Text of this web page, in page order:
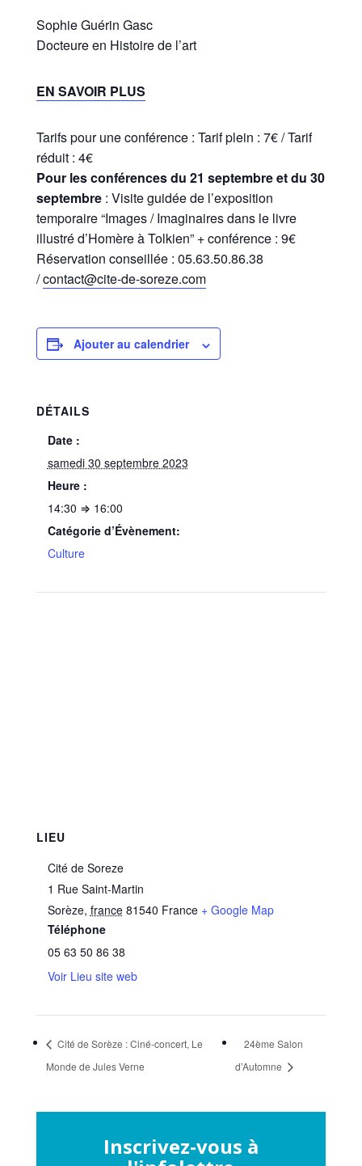
Sophie Guérin Gasc
Docteure en Histoire de l’art
EN SAVOIR PLUS
Tarifs pour une conférence : Tarif plein : 7€ / Tarif
réduit : 4€
Pour les conférences du 21 septembre et du 30
septembre: Visite guidée de l’exposition
temporaire “Images / Imaginaires dans le livre
illustré d’Homère à Tolkien” + conférence : 9€
Réservation conseillée : 05.63.50.86.38
/contact@cite-de-soreze.com
Ajouter au calendrier
DÉTAILS
Date :
samedi 30 septembre 2023
Heure :
14:30 ⇒ 16:00
Catégorie d’Évènement:
Culture
LIEU
Cité de Soreze
1 Rue Saint-Martin
Sorèze, france 81540 France + Google Map
Téléphone
05 63 50 86 38
Voir Lieu site web
Cité de Sorèze : Ciné-concert, Le
Monde de Jules Verne
24ème Salon
d’Automne
Inscrivez-vous à